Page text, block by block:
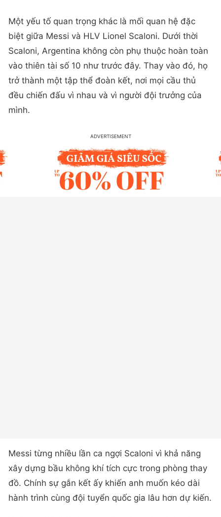
Một yếu tố quan trọng khác là mối quan hệ đặc
biệt giữa Messi và HLV Lionel Scaloni. Dưới thời
Scaloni, Argentina không còn phụ thuộc hoàn toàn
vào thiên tài số 10 như trước đây. Thay vào đó, họ
trở thành một tập thể đoàn kết, nơi mọi cầu thủ
đều chiến đấu vì nhau và vì người đội trưởng của
mình.
Messi từng nhiều lần ca ngợi Scaloni vì khả năng
xây dựng bầu không khí tích cực trong phòng thay
đồ. Chính sự gắn kết ấy khiến anh muốn kéo dài
hành trình cùng đội tuyển quốc gia lâu hơn dự kiến.